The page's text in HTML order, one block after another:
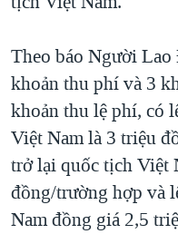
BÊN KIA QUỐC LỘ:
QUAN HỆ VIỆT MỸ
Theo báo Người
khoản thu phí và 3
khoản thu lệ phí, có
Việt Nam là 3 triệu
trở lại quốc tịch Việt
đồng/trường hợp và
Nam đồng giá 2,5